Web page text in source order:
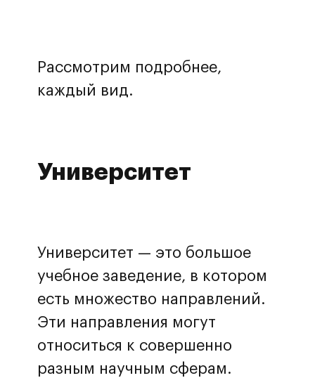
Рассмотрим подробнее,
каждый вид.
Университет
Университет — это большое
учебное заведение, в котором
есть множество направлений.
Эти направления могут
относиться к совершенно
разным научным сферам.